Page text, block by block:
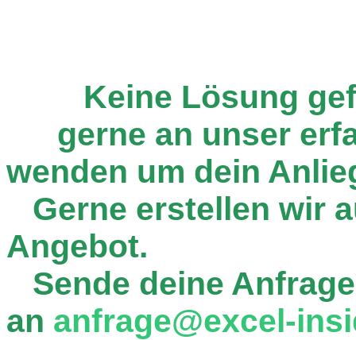
Keine Lösung
gerne an unser
wenden um dein
Gerne erstellen wir
Angebot.
Sende deine
an anfrage@excel-